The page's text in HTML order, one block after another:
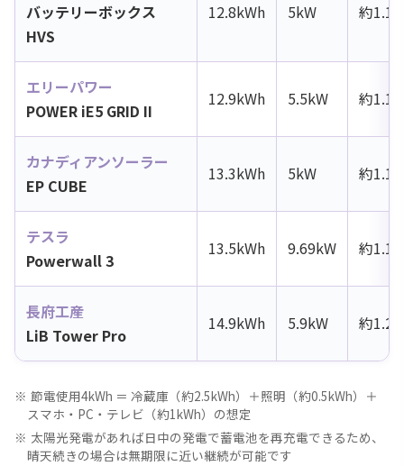
バッテリーボックス
HVS
12.8kWh 5kW 約1.1
エリーパワー
POWER iE5 GRID II
12.9kWh 5.5kW 約1.1
カナディアンソーラー
EP CUBE
13.3kWh 5kW 約1.1
テスラ
Powerwall 3
13.5kWh 9.69kW 約1.1
長府工産
LiB Tower Pro
14.9kWh 5.9kW 約1.2
節電使用4kWh ＝ 冷蔵庫（約2.5kWh）＋照明（約0.5kWh）＋
スマホ・PC・テレビ（約1kWh）の想定
太陽光発電があれば日中の発電で蓄電池を再充電できるため、
晴天続きの場合は無期限に近い継続が可能です